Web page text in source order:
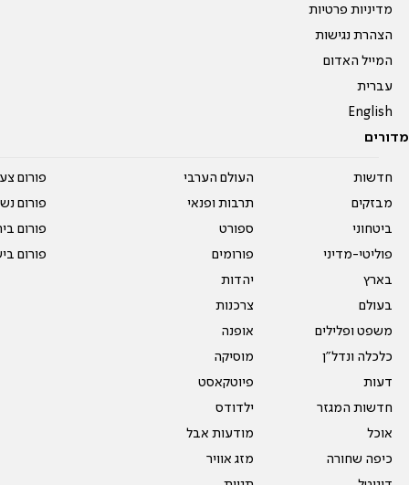
מדיניות פרטיות
הצהרת נגישות
המייל האדום
עברית
English
מדורים
חדשות
מבזקים
ביטחוני
פוליטי-מדיני
בארץ
בעולם
משפט ופלילים
כלכלה ונדל"ן
דעות
חדשות המגזר
אוכל
כיפה שחורה
העולם הערבי
תרבות ופנאי
ספורט
פורומים
יהדות
צרכנות
אופנה
מוסיקה
פיוטקאסט
ילדודס
מודעות אבל
מזג אוויר
פורום
פורום
פורום
פורום